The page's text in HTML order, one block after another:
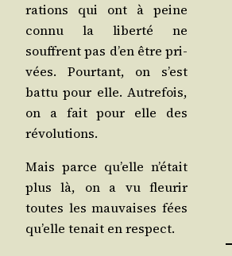
ra­tions qui ont à peine
connu la liber­té ne
souffrent pas d’en être pri­
vées. Pour­tant, on s’est
bat­tu pour elle. Autre­fois,
on a fait pour elle des
révolutions.
Mais parce qu’elle n’é­tait
plus là, on a vu fleu­rir
toutes les mau­vaises fées
qu’elle tenait en respect.